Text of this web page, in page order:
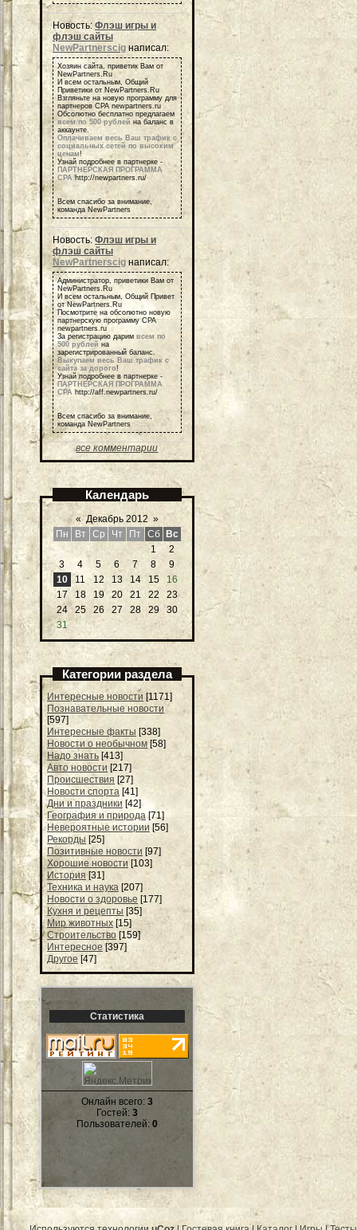
Новость: Флэш игры и
флэш сайты
NewPartnerscig написал:
Хозяин сайта, приветик Вам от
NewPartners.Ru
И всем остальным, Общий
Приветики от NewPartners.Ru
Взгляньте на новую программу для
партнеров СРА newpartners.ru
Обсолютно бесплатно предлагаем
всем по 500 рублей на баланс в
аккаунте.
Оплачиваем весь Ваш трафик с
социальных сетей по высоким
ценам!
Узнай подробнее в партнерке -
ПАРТНЕРСКАЯ ПРОГРАММА
СРА http://newpartners.ru/
Всем спасибо за внимание,
команда NewPartners
Новость: Флэш игры и
флэш сайты
NewPartnerscigнаписал:
Администратор, приветики Вам от
NewPartners.Ru
И всем остальным, Общий Привет
от NewPartners.Ru
Посмотрите на обсолютно новую
партнерскую программу СРА
newpartners.ru
За регистрацию дарим всем по
500 рублей на
зарегистрированный баланс.
Выкупаем весь Ваш трафик с
сайта за дорого!
Узнай подробнее в партнерке -
ПАРТНЕРСКАЯ ПРОГРАММА
СРА http://aff.newpartners.ru/
Всем спасибо за внимание,
команда NewPartners
все комментарии
Календарь
« Декабрь 2012 »
Пн
Вт Ср Чт Пт Сб Вс
1
2
3
4 5 6 7 8
9
10
11 12 13 14 15
16
17
18 19 20 21 22
23
24
25 26 27 28 29
30
31
Категории раздела
Интересные новости [1171]
Познавательные новости
[597]
Интересные факты [338]
Новости о необычном [58]
Надо знать [413]
Авто новости [217]
Происшествия [27]
Новости спорта [41]
Дни и праздники [42]
География и природа [71]
Невероятные истории [56]
Рекорды [25]
Позитивные новости [97]
Хорошие новости [103]
История [31]
Техника и наука [207]
Новости о здоровье [177]
Кухня и рецепты [35]
Мир животных [15]
Строительство [159]
Интересное [397]
Другое [47]
Статистика
Онлайн всего: 3
Гостей: 3
Пользователей: 0